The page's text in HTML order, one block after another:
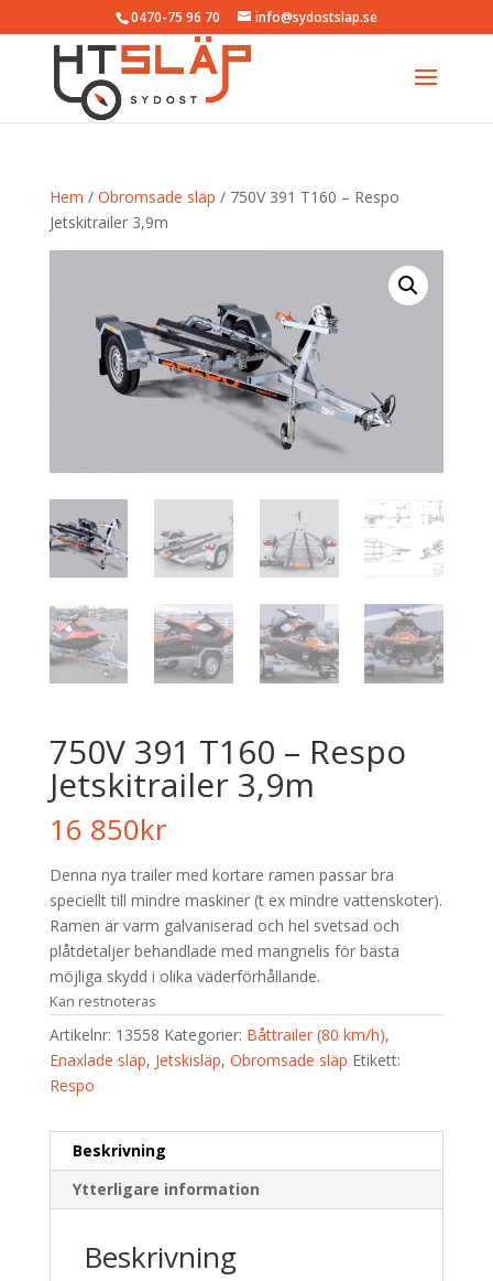
0470-75 96 70 info@sydostslap.se
Hem / Obromsade släp / 750V 391 T160 – Respo
Jetskitrailer 3,9m
750V 391 T160 – Respo
Jetskitrailer 3,9m
16 850kr
Denna nya trailer med kortare ramen passar bra
speciellt till mindre maskiner (t ex mindre vattenskoter).
Ramen är varm galvaniserad och hel svetsad och
plåtdetaljer behandlade med mangnelis för bästa
möjliga skydd i olika väderförhållande.
Kan restnoteras
Artikelnr: 13558 Kategorier: Båttrailer (80 km/h),
Enaxlade släp, Jetskisläp, Obromsade släp Etikett:
Respo
Beskrivning
Ytterligare information
Beskrivning